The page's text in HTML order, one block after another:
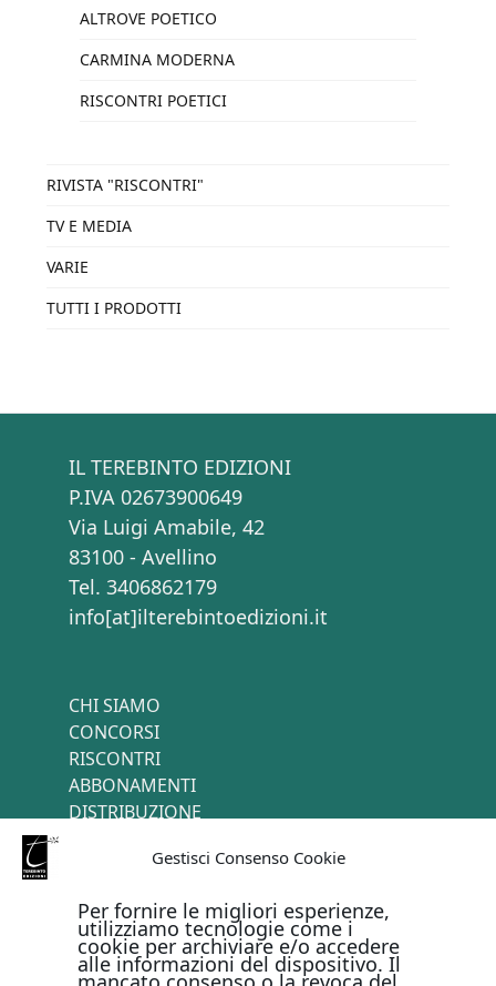
Gestisci Consenso Cookie
Per fornire le migliori esperienze,
utilizziamo tecnologie come i
cookie per archiviare e/o accedere
alle informazioni del dispositivo. Il
ALTROVE POETICO
CARMINA MODERNA
RISCONTRI POETICI
RIVISTA "RISCONTRI"
TV E MEDIA
VARIE
TUTTI I PRODOTTI
IL TEREBINTO EDIZIONI
P.IVA 02673900649
Via Luigi Amabile, 42
83100 - Avellino
Tel. 3406862179
info[at]ilterebintoedizioni.it
CHI SIAMO
CONCORSI
RISCONTRI
ABBONAMENTI
DISTRIBUZIONE
PAGAMENTI ONLINE CON